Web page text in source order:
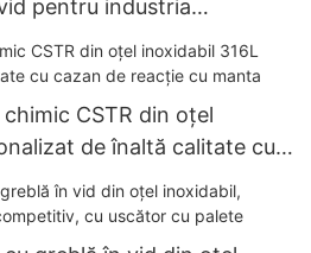
pentru industria
CSTR din oțel
de înaltă calitate cu